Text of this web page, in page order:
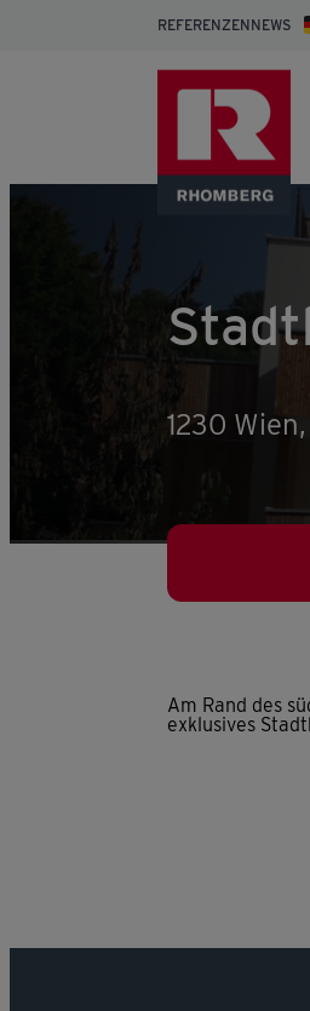
REFERENZENNEWS
1230
Am Rand des
exklusives